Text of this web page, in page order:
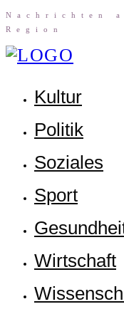
Nach­rich­ten
Region
Kul­tur
Poli­tik
Sozia­les
Sport
Wirt­schaft